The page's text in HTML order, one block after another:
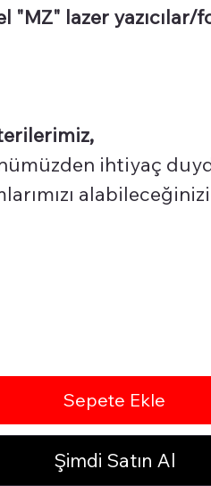
"MZ" lazer
ihtiyaç
Sepete Ekle
Şimdi Satın Al